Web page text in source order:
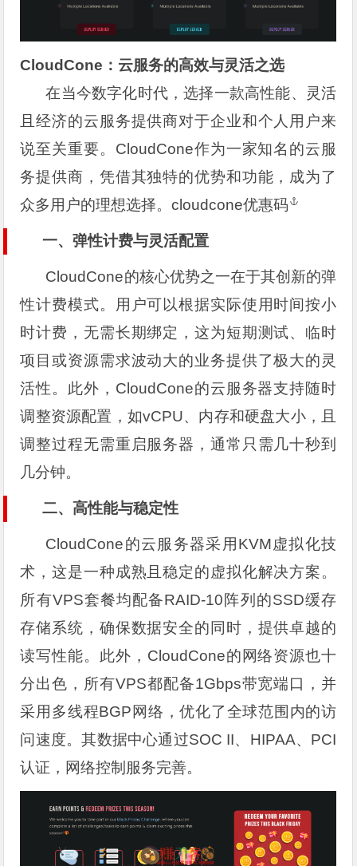
CloudCone：云服务的高效与灵活之选
在当今数字化时代，选择一款高性能、灵活
且经济的云服务提供商对于企业和个人用户来
说至关重要。CloudCone作为一家知名的云服
务提供商，凭借其独特的优势和功能，成为了
众多用户的理想选择。cloudcone优惠码
一、弹性计费与灵活配置
CloudCone的核心优势之一在于其创新的弹
性计费模式。用户可以根据实际使用时间按小
时计费，无需长期绑定，这为短期测试、临时
项目或资源需求波动大的业务提供了极大的灵
活性。此外，CloudCone的云服务器支持随时
调整资源配置，如vCPU、内存和硬盘大小，且
调整过程无需重启服务器，通常只需几十秒到
几分钟。
二、高性能与稳定性
CloudCone的云服务器采用KVM虚拟化技
术，这是一种成熟且稳定的虚拟化解决方案。
所有VPS套餐均配备RAID-10阵列的SSD缓存
存储系统，确保数据安全的同时，提供卓越的
读写性能。此外，CloudCone的网络资源也十
分出色，所有VPS都配备1Gbps带宽端口，并
采用多线程BGP网络，优化了全球范围内的访
问速度。其数据中心通过SOC II、HIPAA、PCI
认证，网络控制服务完善。